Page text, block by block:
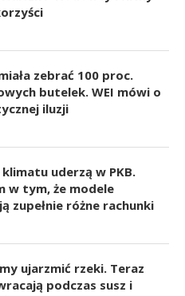
zebrać 100 proc.
butelek. WEI mówi o
iluzji
uderzą w PKB.
w tym, że modele
zupełnie różne rachunki
ujarzmić rzeki. Teraz
podczas susz i